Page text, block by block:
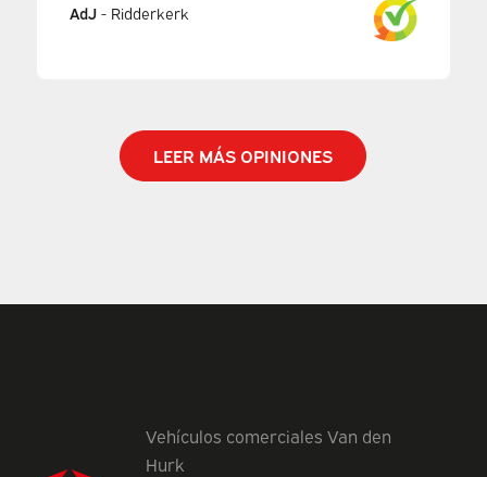
AdJ- Ridderkerk
LEER MÁS OPINIONES
Vehículos comerciales Van den
Hurk